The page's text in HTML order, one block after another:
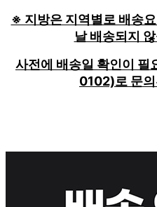
※ 지방은 지역별로 배송
날 배송되지
사전에 배송일 확인이
0102)로 문